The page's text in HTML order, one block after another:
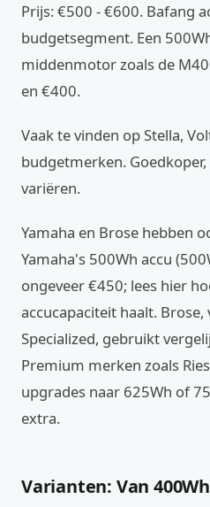
Prijs: €500 - €600. Bafang
budgetsegment. Een
middenmotor zoals de
en €400.
Vaak te vinden op Stella,
budgetmerken.
variëren.
Yamaha en Brose hebben
Yamaha's 500Wh accu
ongeveer €450; lees hier
accucapaciteit haalt. Brose,
Specialized, gebruikt
Premium merken zoals
upgrades naar 625Wh of
extra.
Varianten: Van